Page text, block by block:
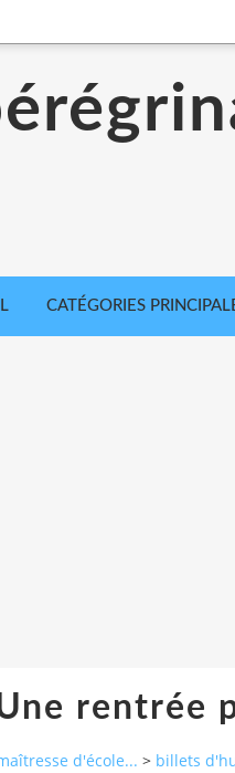
CATÉGORIES
rentrée
d'école... > billets